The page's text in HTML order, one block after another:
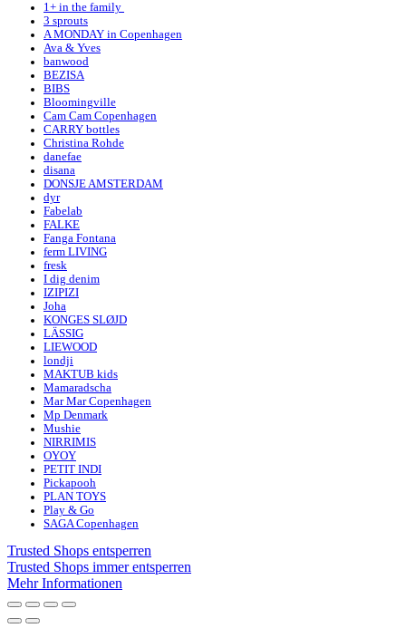
1+ in the family
3 sprouts
A MONDAY in Copenhagen
Ava & Yves
banwood
BEZISA
BIBS
Bloomingville
Cam Cam Copenhagen
CARRY bottles
Christina Rohde
danefae
disana
DONSJE AMSTERDAM
dyr
Fabelab
FALKE
Fanga Fontana
ferm LIVING
fresk
I dig denim
IZIPIZI
Joha
KONGES SLØJD
LÄSSIG
LIEWOOD
londji
MAKTUB kids
Mamaradscha
Mar Mar Copenhagen
Mp Denmark
Mushie
NIRRIMIS
OYOY
PETIT INDI
Pickapooh
PLAN TOYS
Play & Go
SAGA Copenhagen
Trusted Shops entsperren
Trusted Shops immer entsperren
Mehr Informationen